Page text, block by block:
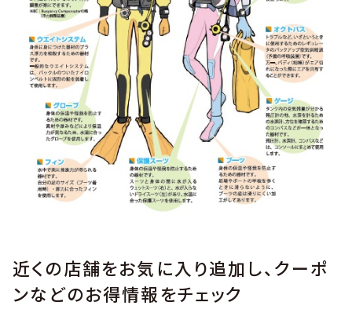
近くの店舗をお気に入り追加し、クーポ
ンなどのお得情報をチェック